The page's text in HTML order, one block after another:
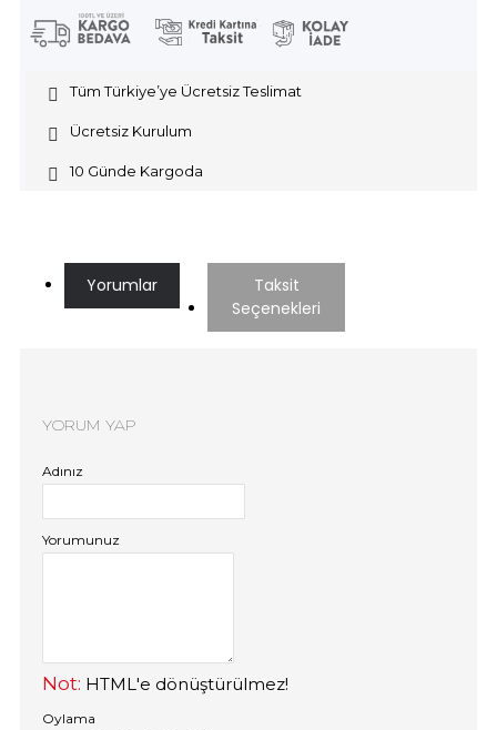
Tüm Türkiye’ye Ücretsiz Teslimat
Ücretsiz Kurulum
10 Günde Kargoda
Yorumlar
Taksit
Seçenekleri
YORUM YAP
Adınız
Yorumunuz
Not: HTML'e dönüştürülmez!
Oylama